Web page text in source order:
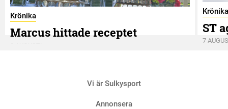
Krönika
Marcus hittade receptet
9 AUGUSTI
Krönika
ST
7
Vi är Sulkysport
Annonsera